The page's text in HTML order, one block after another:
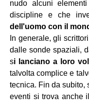
nudo alcuni
discipline e che
dell'uomo con il
In generale, gli
dalle sonde spaziali,
si lanciano a loro
talvolta complice e
tecnica. Fin da subito,
eventi si trova anche